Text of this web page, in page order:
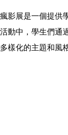
瘋影展是一個提供
活動中，學生們通
多樣化的主題和風